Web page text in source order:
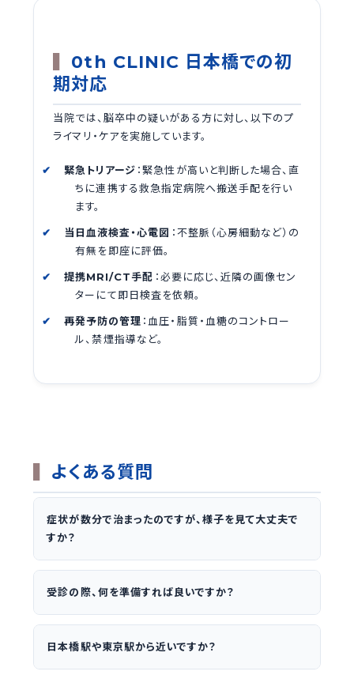
0th CLINIC 日本橋での初
期対応
当院では、脳卒中の疑いがある方に対し、以下のプ
ライマリ・ケアを実施しています。
緊急トリアージ ：緊急性が高いと判断した場合、直
ちに連携する救急指定病院へ搬送手配を行い
ます。
当日血液検査・心電図 ：不整脈（心房細動など）の
有無を即座に評価。
提携MRI/CT手配 ：必要に応じ、近隣の画像セン
ターにて即日検査を依頼。
再発予防の管理 ：血圧・脂質・血糖のコントロー
ル、禁煙指導など。
よくある質問
症状が数分で治まったのですが、様子を見て大丈夫で
すか？
受診の際、何を準備すれば良いですか？
日本橋駅や東京駅から近いですか？